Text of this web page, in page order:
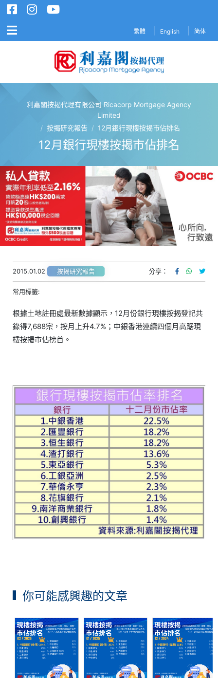
繁體 English 简体
利嘉閣按揭代理有限公司 Ricacorp Mortgage Agency
Limited
/ 按揭研究報告 / 12月銀行現樓按揭市佔排名
12月銀行現樓按揭市佔排名
2015.01.02 按揭研究報告 分享：
常用標籤:
根據土地註冊處最新數據顯示，12月份銀行現樓按揭登記共
錄得7,688宗，按月上升4.7%；中銀香港連續四個月高踞現
樓按揭市佔榜首。
你可能感興趣的文章